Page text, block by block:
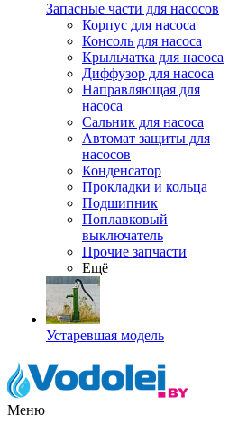
Запасные части для насосов
Корпус для насоса
Консоль для насоса
Крыльчатка для насоса
Диффузор для насоса
Направляющая для
насоса
Сальник для насоса
Автомат защиты для
насосов
Конденсатор
Прокладки и кольца
Подшипник
Поплавковый
выключатель
Прочие запчасти
Ещё
Устаревшая модель
Меню